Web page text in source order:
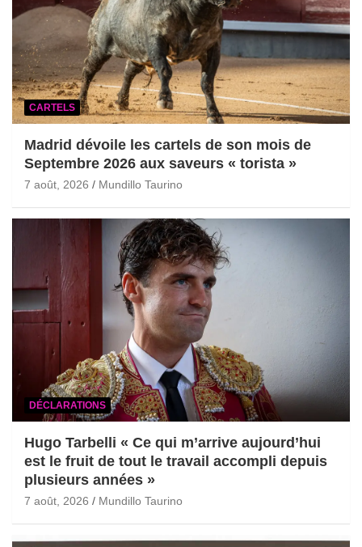
CARTELS
Madrid dévoile les cartels de son mois de
Septembre 2026 aux saveurs « torista »
7 août, 2026 Mundillo Taurino
DÉCLARATIONS
Hugo Tarbelli « Ce qui m’arrive aujourd’hui
est le fruit de tout le travail accompli depuis
plusieurs années »
7 août, 2026 Mundillo Taurino